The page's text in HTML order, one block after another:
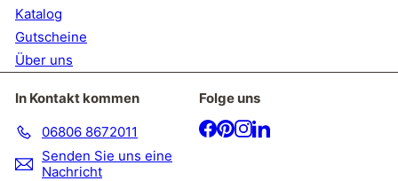
Katalog
Gutscheine
Über uns
In Kontakt kommen
06806 8672011
Senden Sie uns eine
Nachricht
Folge uns
Facebook
Pinterest
Instagram
LinkedIn